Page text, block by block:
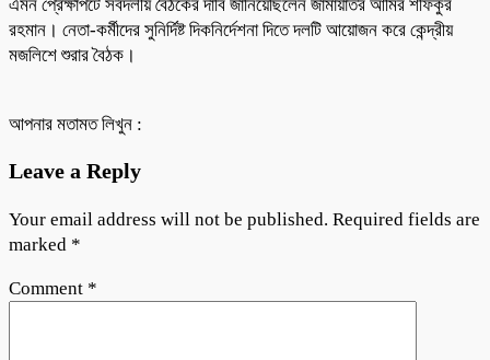
এমন প্রেক্ষাপটে সর্বদলীয় বৈঠকের দাবি জানিয়েছিলেন জামায়াতর আমির শফিকুর
রহমান। নেতা-কর্মীদের সুনির্দিষ্ট দিকনির্দেশনা দিতে দলটি আয়োজন করে কেন্দ্রীয়
মজলিশে শুরার বৈঠক।
আপনার মতামত লিখুন :
Leave a Reply
Your email address will not be published. Required fields are
marked *
Comment *